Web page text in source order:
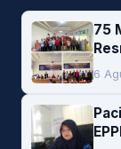
75
6